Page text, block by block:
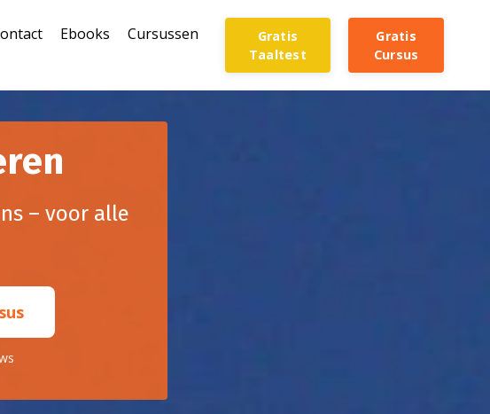
Ebooks Cursussen
Gratis
Taaltest
Gratis
Cursus
– voor alle